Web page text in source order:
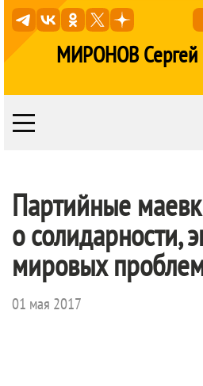
МИРОНОВ Сергей
Партийные
о солидарности,
мировых
01 мая 2017